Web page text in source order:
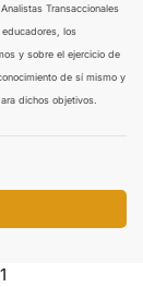
Transaccionales
los
y sobre el ejercicio de
de sí mismo y
dichos objetivos.